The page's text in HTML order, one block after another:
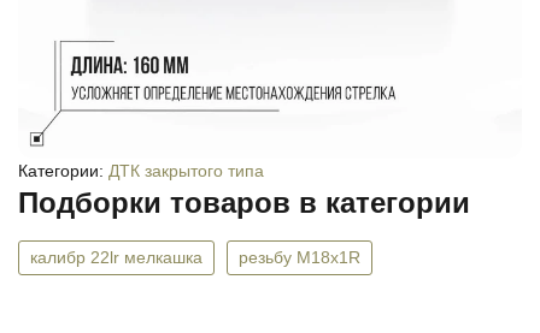
Категории: ДТК закрытого типа
Подборки товаров в категории
калибр 22lr мелкашка резьбу М18х1R